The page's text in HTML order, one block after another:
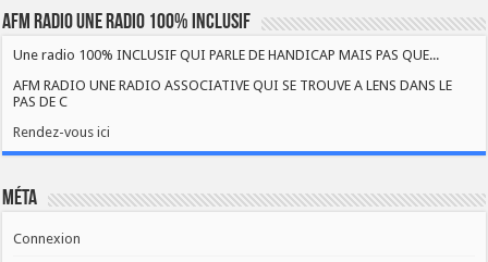
AFM RADIO UNE RADIO 100% INCLUSIF
Une radio 100% INCLUSIF QUI PARLE DE HANDICAP MAIS PAS QUE...
AFM RADIO UNE RADIO ASSOCIATIVE QUI SE TROUVE A LENS DANS LE
PAS DE C
Rendez-vous ici
Méta
Connexion